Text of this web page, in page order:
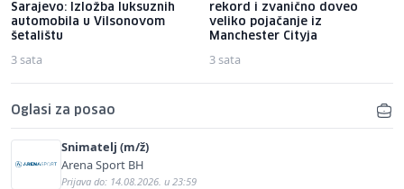
Sarajevo: Izložba luksuznih
automobila u Vilsonovom
šetalištu
3 sata
rekord i zvanično doveo
veliko pojačanje iz
Manchester Cityja
3 sata
Oglasi za posao
Snimatelj (m/ž)
Arena Sport BH
Prijava do: 14.08.2026. u 23:59